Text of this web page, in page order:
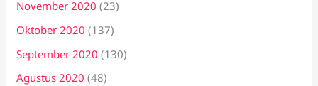
November 2020 (23)
Oktober 2020 (137)
September 2020 (130)
Agustus 2020 (48)